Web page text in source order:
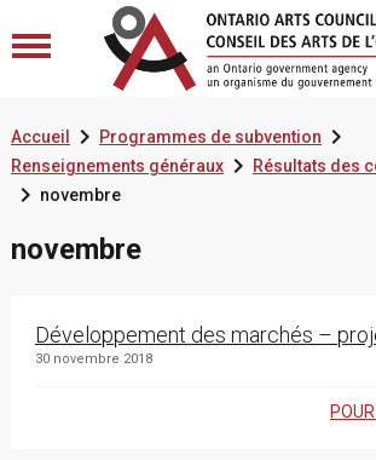
Accueil  Programmes de subvention
Renseignements généraux Résultats des
 novembre
novembre
Développement des marchés –
30 novembre 2018